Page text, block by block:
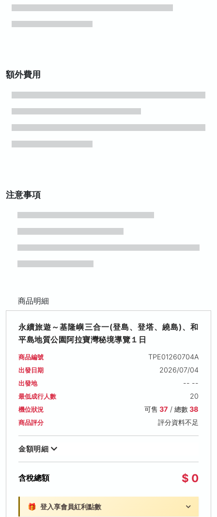
額外費用
注意事項
商品明細
永續旅遊～基隆嶼三合一(登島、登塔、繞島)、和
平島地質公園阿拉寶灣秘境導覽１日
商品編號 TPE01260704A
出發日期 2026/07/04
出發地 -- --
最低成行人數 20
機位狀況 可售 37 / 總數38
商品評分 評分資料不足
金額明細
含稅總額 $ 0
🎁 登入享會員紅利點數